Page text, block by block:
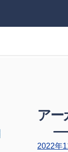
アー
2022年